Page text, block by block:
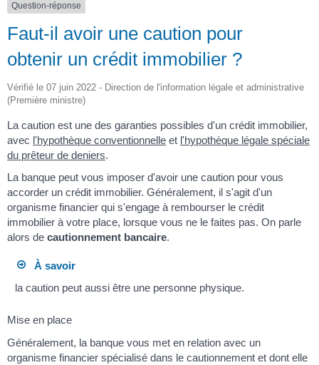
Question-réponse
Faut-il avoir une caution pour
obtenir un crédit immobilier ?
Vérifié le 07 juin 2022 - Direction de l'information légale et administrative
(Première ministre)
La caution est une des garanties possibles d'un crédit immobilier,
avec l'hypothèque conventionnelle et l'hypothèque légale spéciale
du prêteur de deniers.
La banque peut vous imposer d'avoir une caution pour vous
accorder un crédit immobilier. Généralement, il s'agit d'un
organisme financier qui s'engage à rembourser le crédit
immobilier à votre place, lorsque vous ne le faites pas. On parle
alors de cautionnement bancaire.
À savoir
la caution peut aussi être une personne physique.
Mise en place
Généralement, la banque vous met en relation avec un
organisme financier spécialisé dans le cautionnement et dont elle